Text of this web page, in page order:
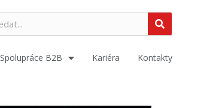
Spolupráce B2B Kariéra Kontakty